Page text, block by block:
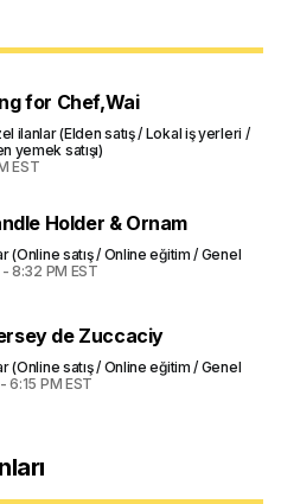
for Chef,Wai
ilanlar (Elden satış / Lokal iş yerleri /
yemek satışı)
EST
Holder & Ornam
(Online satış / Online eğitim / Genel
8:32 PM EST
de Zuccaciy
(Online satış / Online eğitim / Genel
PM EST